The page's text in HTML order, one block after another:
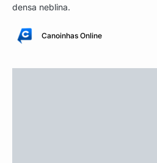
densa neblina.
Canoinhas Online